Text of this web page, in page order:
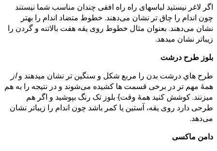
اگر لاغر نیستید لباسهای راه راه افقی چندان مناسب شما نیستند
چون اندام را چاق تر نشان می‌دهند. خطوط متضاد اندام را بهتر
نشان می‌دهند. بعنوان مثال خطوط روی یقه هفت بالاتنه و گردن را
زیباتر نشان میدهد.
بلوز طرح درشت
طرح هاي درشت بدن را مربع شکل و سنگین تر نشان میدهند واز
همۀ مهم تر در برخی قسمت ها کشیده می‌شوند و در نتیجه را به هم
میزنند. کوشش کنید همۀ وقت} بلوز تک رنگ بپوشید و اگر هم
طرحی دارد روی یقه، آستین یا کمر باشد چون اندام را زیباتر نشان
می‌دهد.
دامن ماکسی